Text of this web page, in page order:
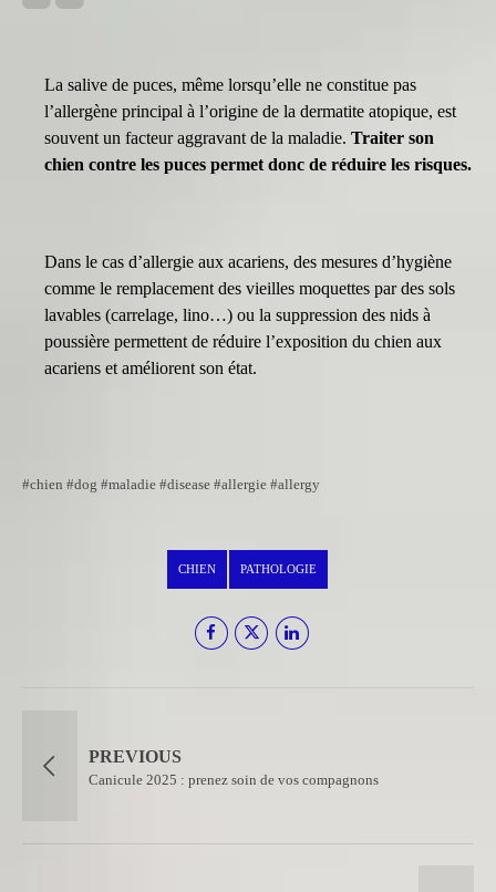
La salive de puces, même lorsqu’elle ne constitue pas
l’allergène principal à l’origine de la dermatite atopique, est
souvent un facteur aggravant de la maladie. Traiter son
chien contre les puces permet donc de réduire les risques.
Dans le cas d’allergie aux acariens, des mesures d’hygiène
comme le remplacement des vieilles moquettes par des sols
lavables (carrelage, lino…) ou la suppression des nids à
poussière permettent de réduire l’exposition du chien aux
acariens et améliorent son état.
#chien #dog #maladie #disease #allergie #allergy
CHIEN PATHOLOGIE
PREVIOUS
Canicule 2025 : prenez soin de vos compagnons